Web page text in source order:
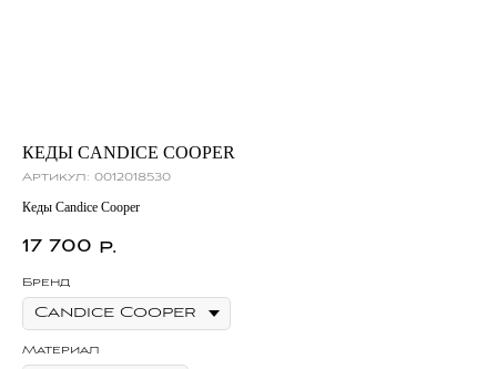
КЕДЫ CANDICE COOPER
Артикул: 0012018530
Кеды Candice Cooper
17 700 р.
Бренд
Материал